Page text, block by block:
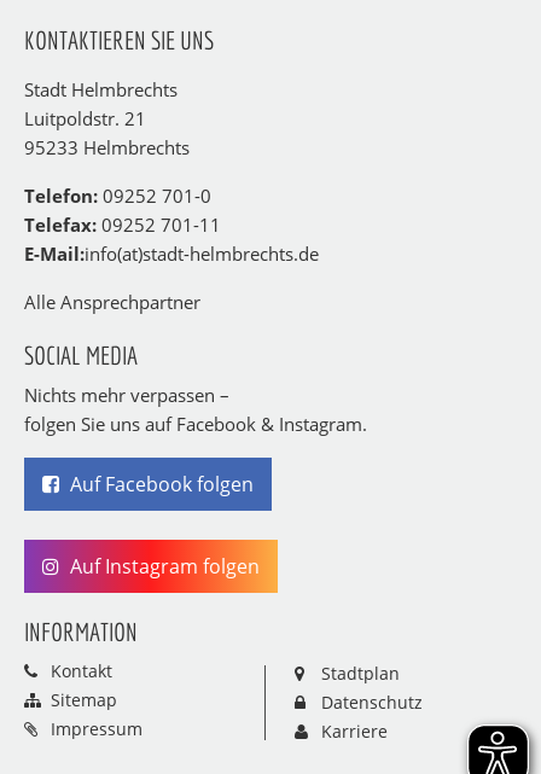
KONTAKTIEREN SIE UNS
Stadt Helmbrechts
Luitpoldstr. 21
95233 Helmbrechts
Telefon: 09252 701-0
Telefax: 09252 701-11
E-Mail:info(at)stadt-helmbrechts.de
Alle Ansprechpartner
SOCIAL MEDIA
Nichts mehr verpassen –
folgen Sie uns auf Facebook & Instagram.
Auf Facebook folgen
Auf Instagram folgen
INFORMATION
Kontakt
Sitemap
Impressum
Stadtplan
Datenschutz
Karriere